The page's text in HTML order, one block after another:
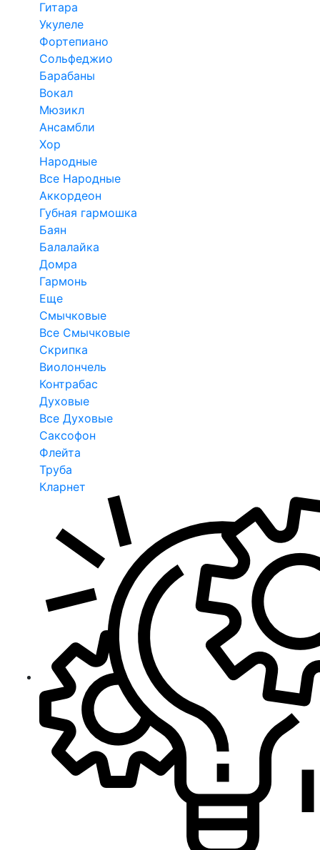
Гитара
Укулеле
Фортепиано
Сольфеджио
Барабаны
Вокал
Мюзикл
Ансамбли
Хор
Народные
Все Народные
Аккордеон
Губная гармошка
Баян
Балалайка
Домра
Гармонь
Еще
Смычковые
Все Смычковые
Скрипка
Виолончель
Контрабас
Духовые
Все Духовые
Саксофон
Флейта
Труба
Кларнет